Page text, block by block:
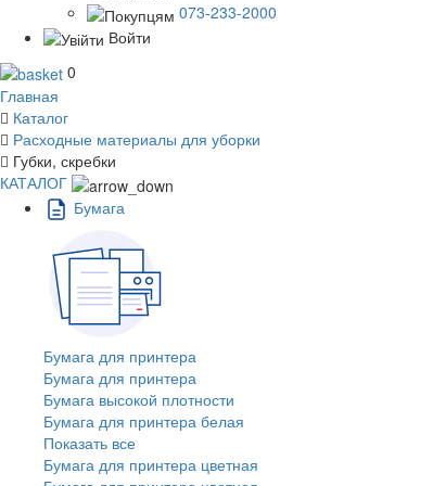
073-233-2000
Войти
0
Главная
Каталог
Расходные материалы для уборки
Губки, скребки
КАТАЛОГ
Бумага
Бумага для принтера
Бумага для принтера
Бумага высокой плотности
Бумага для принтера белая
Показать все
Бумага для принтера цветная